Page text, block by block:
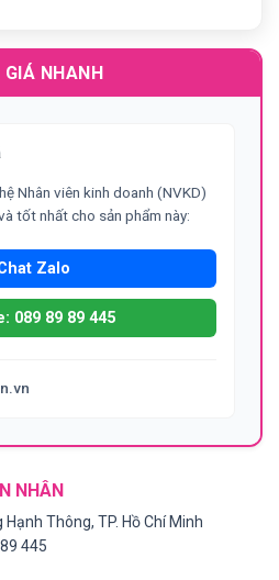
GIÁ NHANH
Nhân viên kinh doanh (NVKD)
tốt nhất cho sản phẩm này:
Zalo
089 89 89 445
NHÂN
Thông, TP. Hồ Chí Minh
445